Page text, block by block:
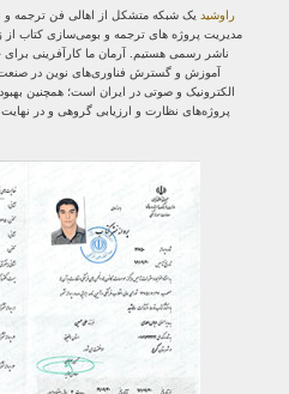
راوشید یک شبکه متشکل از اهالی فن ترجمه
مدیریت پروژه‌ های ترجمه و بومی‌سازی کتاب از
ناشر رسمی هستیم. آرمان ما کارآفرینی برای
آموزش و گسترش فناوری‌های نوین در صنعت
الکترونیک و صوتی در ایران است؛ همچنین
پروژه‌های نظارت و ارزیابی گروهی و در